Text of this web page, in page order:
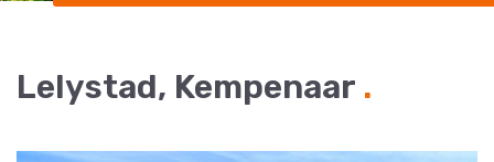
Lelystad, Kempenaar